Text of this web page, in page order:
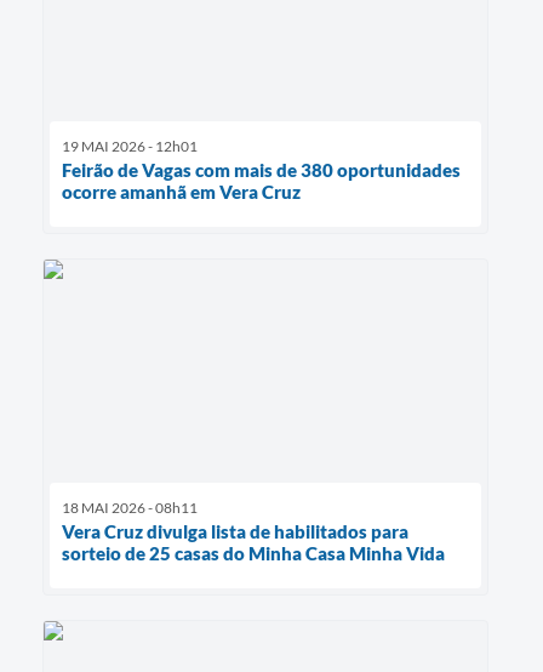
19 MAI 2026 - 12h01
Feirão de Vagas com mais de 380 oportunidades
ocorre amanhã em Vera Cruz
18 MAI 2026 - 08h11
Vera Cruz divulga lista de habilitados para
sorteio de 25 casas do Minha Casa Minha Vida